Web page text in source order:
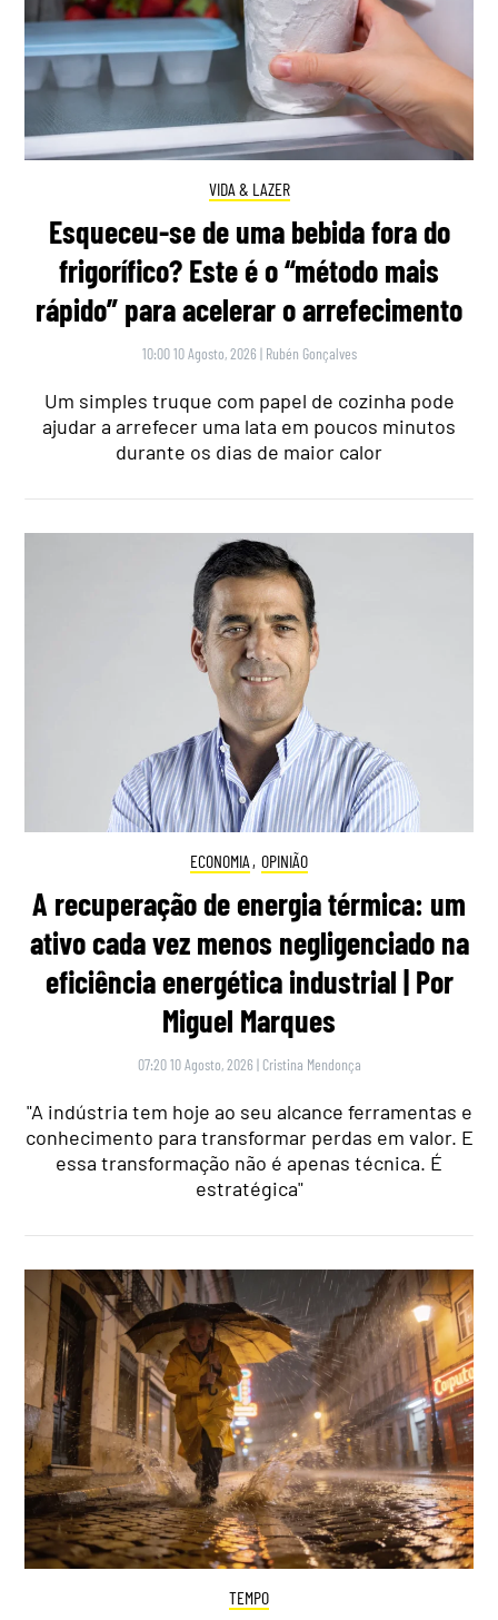
VIDA & LAZER
Esqueceu-se de uma bebida fora do
frigorífico? Este é o “método mais
rápido” para acelerar o arrefecimento
10:00 10 Agosto, 2026 | Rubén Gonçalves
Um simples truque com papel de cozinha pode
ajudar a arrefecer uma lata em poucos minutos
durante os dias de maior calor
ECONOMIA , OPINIÃO
A recuperação de energia térmica: um
ativo cada vez menos negligenciado na
eficiência energética industrial | Por
Miguel Marques
07:20 10 Agosto, 2026 | Cristina Mendonça
"A indústria tem hoje ao seu alcance ferramentas e
conhecimento para transformar perdas em valor. E
essa transformação não é apenas técnica. É
estratégica"
TEMPO